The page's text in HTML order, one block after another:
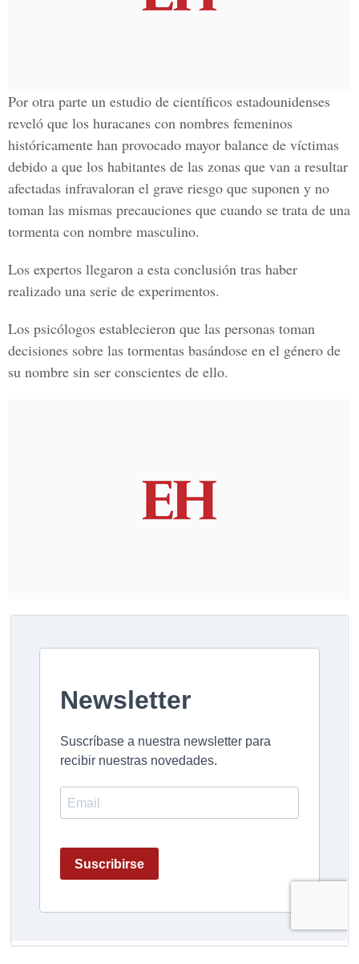
Por otra parte un estudio de científicos estadounidenses
reveló que los huracanes con nombres femeninos
históricamente han provocado mayor balance de víctimas
debido a que los habitantes de las zonas que van a resultar
afectadas infravaloran el grave riesgo que suponen y no
toman las mismas precauciones que cuando se trata de una
tormenta con nombre masculino.
Los expertos llegaron a esta conclusión tras haber
realizado una serie de experimentos.
Los psicólogos establecieron que las personas toman
decisiones sobre las tormentas basándose en el género de
su nombre sin ser conscientes de ello.